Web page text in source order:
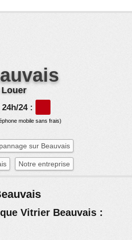
24 :
mobile sans frais)
sur Beauvais
Notre entreprise
Vitrier Beauvais :